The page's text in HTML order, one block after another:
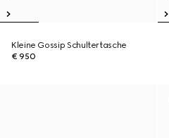
Kleine Gossip Schultertasche
€ 950